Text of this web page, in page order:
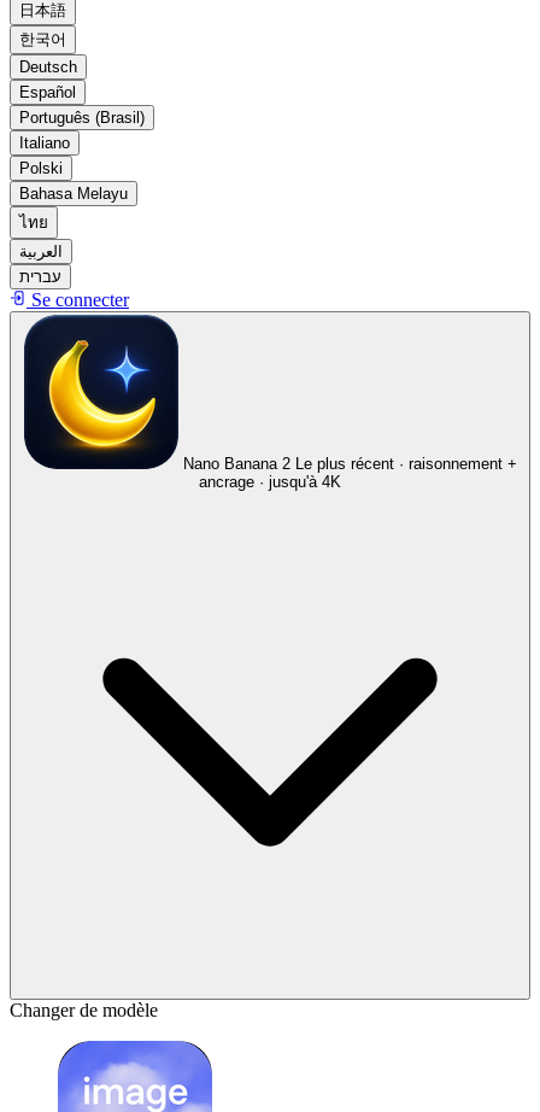
日本語
한국어
Deutsch
Español
Português (Brasil)
Italiano
Polski
Bahasa Melayu
ไทย
العربية
עברית
Se connecter
Nano Banana 2 Le plus récent · raisonnement +
ancrage · jusqu'à 4K
Changer de modèle